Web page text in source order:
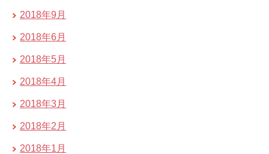
2018年9月
2018年6月
2018年5月
2018年4月
2018年3月
2018年2月
2018年1月